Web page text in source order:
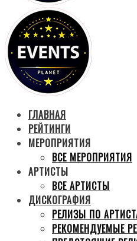
ГЛАВНАЯ
РЕЙТИНГИ
МЕРОПРИЯТИЯ
ВСЕ МЕРОПРИЯТИЯ
АРТИСТЫ
ВСЕ АРТИСТЫ
ДИСКОГРАФИЯ
РЕЛИЗЫ ПО
РЕКОМЕНДУЕМЫЕ